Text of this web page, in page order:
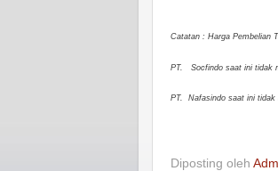
Catatan : Harga Pembelian
PT. Socfindo saat ini tidak
PT. Nafasindo saat ini
Diposting oleh